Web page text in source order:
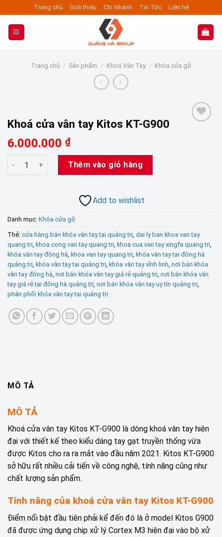
to
content
Trang chủ Giới thiệu Chi Nhánh Tin Tức Liên hệ
Trang chủ / Sản phẩm / Khoá Vân Tay / Khóa cửa gỗ
Khoá cửa vân tay Kitos KT-G900
6.000.000 ₫
Khoá cửa vân tay Kitos KT-G900 số lượng
Thêm vào giỏ hàng
Add to wishlist
Danh mục: Khóa cửa gỗ
Thẻ: cửa hàng bán khóa vân tay tại quảng trị dai ly ban khoa van tay
quang tri khoa cong van tay quang tri khoa cua van tay xingfa quang tri
khóa vân tay đông hà khoa van tay quang tri khóa vân tay tại đông hà
quảng trị khóa vân tay tại quảng trị khóa vân tay vĩnh linh nơi bán khóa
vân tay đông hà nơi bán khóa vân tay giá rẻ quảng trị nơi bán khóa vân
tay giá rẻ tại đông hà quảng trị nơi bán khóa vân tay uy tín quảng trị
phân phối khóa vân tay tại quảng trị
MÔ TẢ
MÔ TẢ
Khoá cửa vân tay Kitos KT-G900 là dòng khoá vân tay hiện
đại với thiết kế theo kiểu dáng tay gạt truyền thống vừa
được Kitos cho ra ra mắt vào đầu năm 2021. Kitos KT-G900
sở hữu rất nhiều cải tiến về công nghệ, tính năng cũng như
chất lượng sản phẩm.
Tính năng của khoá cửa vân tay Kitos KT-G900
Điểm nổi bật đầu tiên phải kể đến đó là ở model Kitos G900
đã được ứng dụng chip xử lý Cortex M3 hiện đại vào bộ xử